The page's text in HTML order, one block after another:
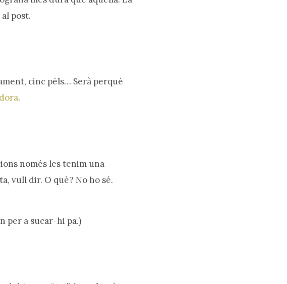
post.
cinc pèls… Serà perquè
.
només les tenim una
vull dir. O què? No ho sé.
per a sucar-hi pa.)